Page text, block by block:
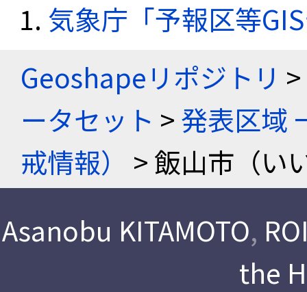
気象庁「予報区等
Geoshapeリポジトリ >
ータセット >発表区域
戒情報）
> 飯山市（い
Asanobu KITAMOTO,
the